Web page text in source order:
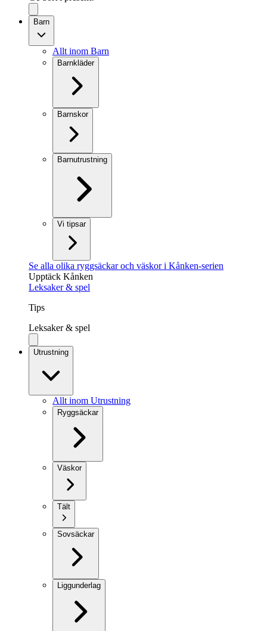
Barn
Allt inom Barn
Barnkläder
Barnskor
Barnutrustning
Vi tipsar
Se alla olika ryggsäckar och väskor i Kånken-serien
Upptäck Kånken
Leksaker & spel
Tips
Leksaker & spel
Utrustning
Allt inom Utrustning
Ryggsäckar
Väskor
Tält
Sovsäckar
Liggunderlag